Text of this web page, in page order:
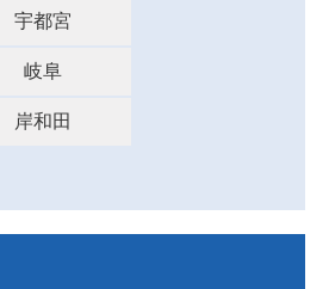
宇都宮
岐阜
岸和田